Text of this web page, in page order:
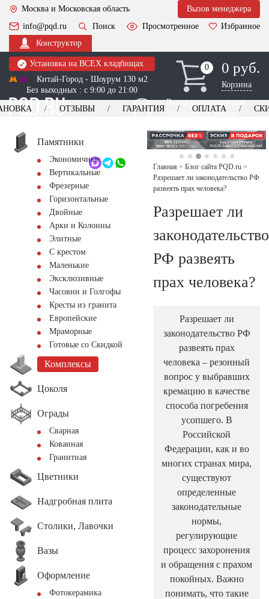
Москва и Московская область
Вызов менеджера
info@pqd.ru
Поиск Просмотренное
Избранное
Конструктор
Установка на ВСЕХ кладбищах
Китай-Город - Шоурум 130 м2
Без выходных : с 9:00 до 21:00
0
0 0 руб.
Корзина
Выезд менеджера для
оформления заказа
+7 (495) 518-44-23
Обратный звонок
ОТЗЫВЫ ГАРАНТИЯ ОПЛАТА
Памятники
Экономичные
Вертикальные
Фрезерные
Горизонтальные
Двойные
Арки и Колонны
Элитные
С крестом
Маленькие
Эксклюзивные
Часовни и Голгофы
Кресты из гранита
Европейские
Мраморные
Готовые со Скидкой
Комплексы
Цоколя
Ограды
Сварная
Кованная
Гранитная
Цветники
Надгробная плита
Столики, Лавочки
Вазы
Оформление
Фотокерамика
Главная > Блог сайта PQD.ru >
Разрешает ли законодательство РФ
развеять прах человека?
Разрешает ли
законодательство
РФ развеять
прах человека?
Разрешает ли
законодательство РФ
развеять прах
человека – резонный
вопрос у выбравших
кремацию в качестве
способа погребения
усопшего. В
Российской
Федерации, как и во
многих странах мира,
существуют
определенные
законодательные
нормы,
регулирующие
процесс захоронения
и обращения с прахом
покойных. Важно
понимать, что такие